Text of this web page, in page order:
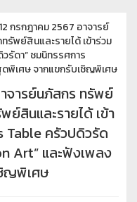
กรกฎาคม 2567 อาจารย์
พย์สินและรายได้ เข้าร่วม
รัดา” ชมนิทรรศการ
พิเศษ จากแขกรับเชิญพิเศษ
จารย์นภัสกร ทรัพย์
สินและรายได้ เข้า
Table ครัวปดิวรัด
Art” และฟังเพลง
ญพิเศษ